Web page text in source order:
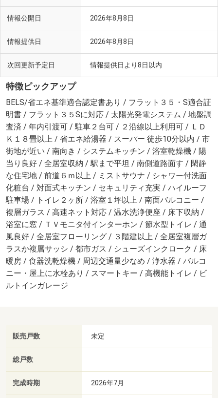
情報公開日 2026年8月8日
情報提供日 2026年8月8日
次回更新予定日 情報提供日より8日以内
特徴ピックアップ
BELS/省エネ基準適合認定書あり / フラット３５・S適合証
明書 / フラット３５Sに対応 / 太陽光発電システム / 地盤調
査済 / 年内引渡可 / 駐車２台可 / ２沿線以上利用可 / ＬＤ
Ｋ１８畳以上 / 省エネ給湯器 / スーパー 徒歩10分以内 / 市
街地が近い / 南向き / システムキッチン / 浴室乾燥機 / 陽
当り良好 / 全居室収納 / 駅まで平坦 / 南側道路面す / 閑静
な住宅地 / 前道６ｍ以上 / ミストサウナ / シャワー付洗面
化粧台 / 対面式キッチン / セキュリティ充実 / ハイルーフ
駐車場 / トイレ２ヶ所 / 浴室１坪以上 / 南面バルコニー /
複層ガラス / 高速ネット対応 / 温水洗浄便座 / 床下収納 /
浴室に窓 / ＴＶモニタ付インターホン / 節水型トイレ / 通
風良好 / 全居室フローリング / ３階建以上 / 全居室複層ガ
ラスか複層サッシ / 都市ガス / シューズインクローク / 床
暖房 / 食器洗乾燥機 / 周辺交通量少なめ / 浄水器 / バルコ
ニー・屋上に水栓あり / スマートキー / 高機能トイレ / ビ
ルトインガレージ
販売戸数 未定
総戸数
完成時期 2026年7月